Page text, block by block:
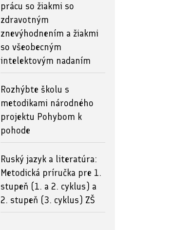
prácu so žiakmi so
zdravotným
znevýhodnením a žiakmi
so všeobecným
intelektovým nadaním
Rozhýbte školu s
metodikami národného
projektu Pohybom k
pohode
Ruský jazyk a literatúra:
Metodická príručka pre 1.
stupeň (1. a 2. cyklus) a
2. stupeň (3. cyklus) ZŠ